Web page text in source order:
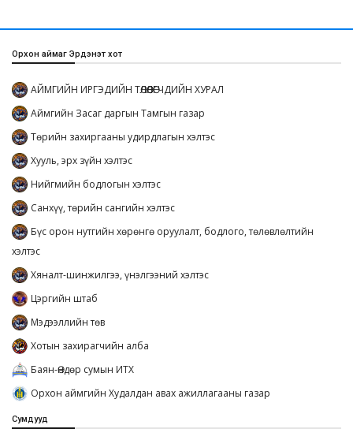
Орхон аймаг Эрдэнэт хот
АЙМГИЙН ИРГЭДИЙН ТӨЛӨӨЛӨГЧДИЙН ХУРАЛ
Аймгийн Засаг даргын Тамгын газар
Төрийн захиргааны удирдлагын хэлтэс
Хууль, эрх зүйн хэлтэс
Нийгмийн бодлогын хэлтэс
Санхүү, төрийн сангийн хэлтэс
Бүс орон нутгийн хөрөнгө оруулалт, бодлого, төлөвлөлтийн
хэлтэс
Хяналт-шинжилгээ, үнэлгээний хэлтэс
Цэргийн штаб
Мэдээллийн төв
Хотын захирагчийн алба
Баян-Өндөр сумын ИТХ
Орхон аймгийн Худалдан авах ажиллагааны газар
Сумдууд